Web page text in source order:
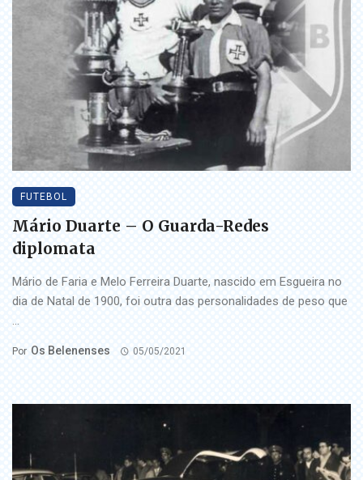
FUTEBOL
Mário Duarte – O Guarda-Redes
diplomata
Mário de Faria e Melo Ferreira Duarte, nascido em Esgueira no
dia de Natal de 1900, foi outra das personalidades de peso que
...
Por Os Belenenses 05/05/2021